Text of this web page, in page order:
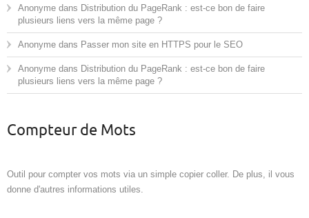
Anonyme dans Distribution du PageRank : est-ce bon de faire
plusieurs liens vers la même page ?
Anonyme dans Passer mon site en HTTPS pour le SEO
Anonyme dans Distribution du PageRank : est-ce bon de faire
plusieurs liens vers la même page ?
Compteur de Mots
Outil pour compter vos mots via un simple copier coller. De plus, il vous
donne d'autres informations utiles.